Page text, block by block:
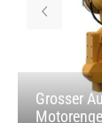
Grosser